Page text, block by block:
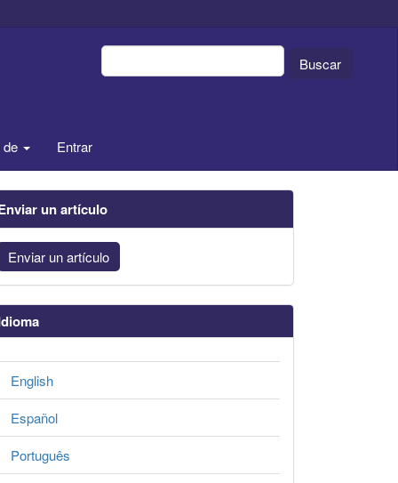
Buscar
Entrar
un artículo
Enviar un artículo
English
Español
Português